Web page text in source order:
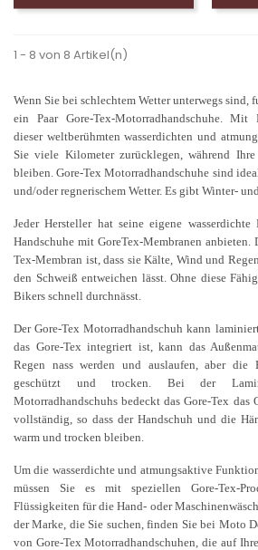
1 - 8 von 8 Artikel(n)
Wenn Sie bei schlechtem Wetter unterwegs sind,
ein Paar Gore-Tex-Motorradhandschuhe. Mit
dieser weltberühmten wasserdichten und
Sie viele Kilometer zurücklegen, während
bleiben. Gore-Tex Motorradhandschuhe sind
und/oder regnerischem Wetter. Es gibt Winter-
Jeder Hersteller hat seine eigene
Handschuhe mit GoreTex-Membranen anbieten.
Tex-Membran ist, dass sie Kälte, Wind und
den Schweiß entweichen lässt. Ohne diese
Bikers schnell durchnässt.
Der Gore-Tex Motorradhandschuh kann
das Gore-Tex integriert ist, kann das
Regen nass werden und auslaufen, aber die
geschützt und trocken. Bei der
Motorradhandschuhs bedeckt das Gore-Tex das
vollständig, so dass der Handschuh und die
warm und trocken bleiben.
Um die wasserdichte und atmungsaktive
müssen Sie es mit speziellen Gore-Tex-
Flüssigkeiten für die Hand- oder
der Marke, die Sie suchen, finden Sie bei Moto
von Gore-Tex Motorradhandschuhen, die auf